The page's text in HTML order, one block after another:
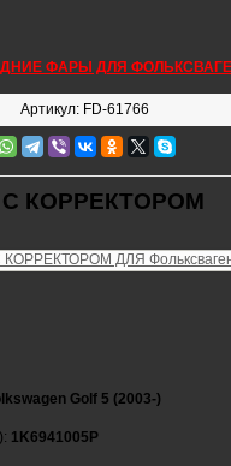
ФАРЫ ДЛЯ
Артикул: FD-61766
КОРРЕКТОРОМ
Golf 5 (2003-)
1K6941005P